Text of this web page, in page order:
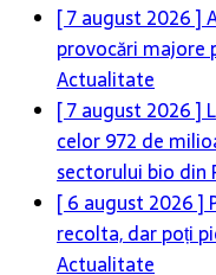
[ 7 august 2026 ]
provocări
Actualitate
[ 7 august 2026 ]
celor 972 de
sectorului bio din
[ 6 august 2026 ]
recolta, dar poți
Actualitate